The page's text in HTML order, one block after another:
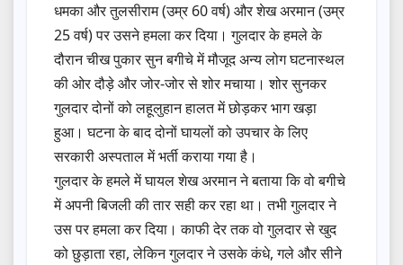
धमका और तुलसीराम (उम्र 60 वर्ष) और शेख अरमान (उम्र
25 वर्ष) पर उसने हमला कर दिया। गुलदार के हमले के
दौरान चीख पुकार सुन बगीचे में मौजूद अन्य लोग घटनास्थल
की ओर दौड़े और जोर-जोर से शोर मचाया। शोर सुनकर
गुलदार दोनों को लहूलुहान हालत में छोड़कर भाग खड़ा
हुआ। घटना के बाद दोनों घायलों को उपचार के लिए
सरकारी अस्पताल में भर्ती कराया गया है।
गुलदार के हमले में घायल शेख अरमान ने बताया कि वो बगीचे
में अपनी बिजली की तार सही कर रहा था। तभी गुलदार ने
उस पर हमला कर दिया। काफी देर तक वो गुलदार से खुद
को छुड़ाता रहा, लेकिन गुलदार ने उसके कंधे, गले और सीने